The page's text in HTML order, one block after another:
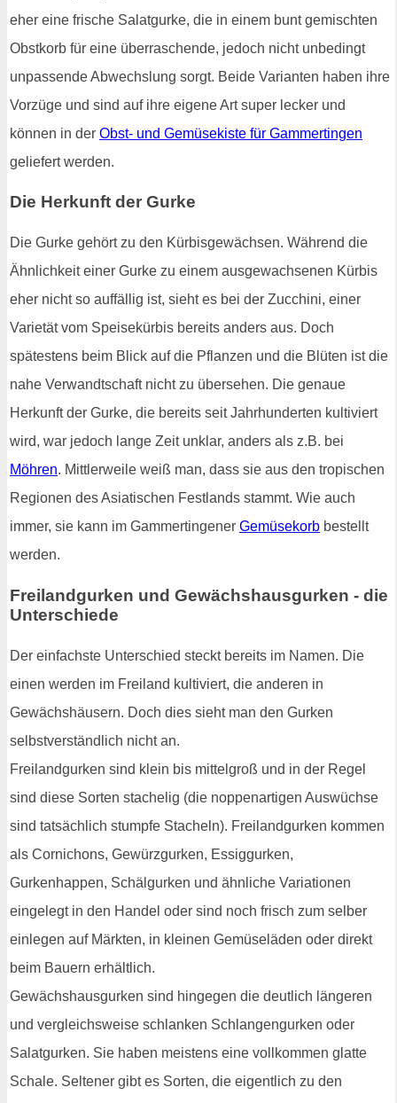
eher eine frische Salatgurke, die in einem bunt gemischten
Obstkorb für eine überraschende, jedoch nicht unbedingt
unpassende Abwechslung sorgt. Beide Varianten haben ihre
Vorzüge und sind auf ihre eigene Art super lecker und
können in der Obst- und Gemüsekiste für Gammertingen
geliefert werden.
Die Herkunft der Gurke
Die Gurke gehört zu den Kürbisgewächsen. Während die
Ähnlichkeit einer Gurke zu einem ausgewachsenen Kürbis
eher nicht so auffällig ist, sieht es bei der Zucchini, einer
Varietät vom Speisekürbis bereits anders aus. Doch
spätestens beim Blick auf die Pflanzen und die Blüten ist die
nahe Verwandtschaft nicht zu übersehen. Die genaue
Herkunft der Gurke, die bereits seit Jahrhunderten kultiviert
wird, war jedoch lange Zeit unklar, anders als z.B. bei
Möhren. Mittlerweile weiß man, dass sie aus den tropischen
Regionen des Asiatischen Festlands stammt. Wie auch
immer, sie kann im Gammertingener Gemüsekorb bestellt
werden.
Freilandgurken und Gewächshausgurken - die
Unterschiede
Der einfachste Unterschied steckt bereits im Namen. Die
einen werden im Freiland kultiviert, die anderen in
Gewächshäusern. Doch dies sieht man den Gurken
selbstverständlich nicht an.
Freilandgurken sind klein bis mittelgroß und in der Regel
sind diese Sorten stachelig (die noppenartigen Auswüchse
sind tatsächlich stumpfe Stacheln). Freilandgurken kommen
als Cornichons, Gewürzgurken, Essiggurken,
Gurkenhappen, Schälgurken und ähnliche Variationen
eingelegt in den Handel oder sind noch frisch zum selber
einlegen auf Märkten, in kleinen Gemüseläden oder direkt
beim Bauern erhältlich.
Gewächshausgurken sind hingegen die deutlich längeren
und vergleichsweise schlanken Schlangengurken oder
Salatgurken. Sie haben meistens eine vollkommen glatte
Schale. Seltener gibt es Sorten, die eigentlich zu den